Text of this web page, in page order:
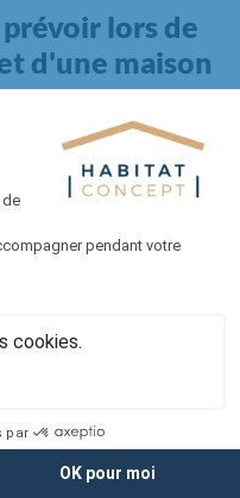
prévoir lors de
d'une maison
les
et la construction, il
si elle n'est pas
de raccordements et les
et 15 000 euros selon la
et son accès.
maison existante, il sera
rénovation. Ceux-ci sont
au prix de l'achat